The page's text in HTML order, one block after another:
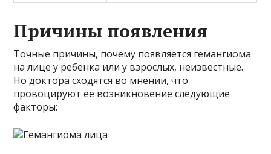
Причины появления
Точные причины, почему появляется гемангиома
на лице у ребенка или у взрослых, неизвестные.
Но доктора сходятся во мнении, что
провоцируют ее возникновение следующие
факторы: